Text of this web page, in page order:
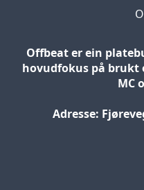
Offbeat er ein
hovudfokus på brukt
MC
Adresse: